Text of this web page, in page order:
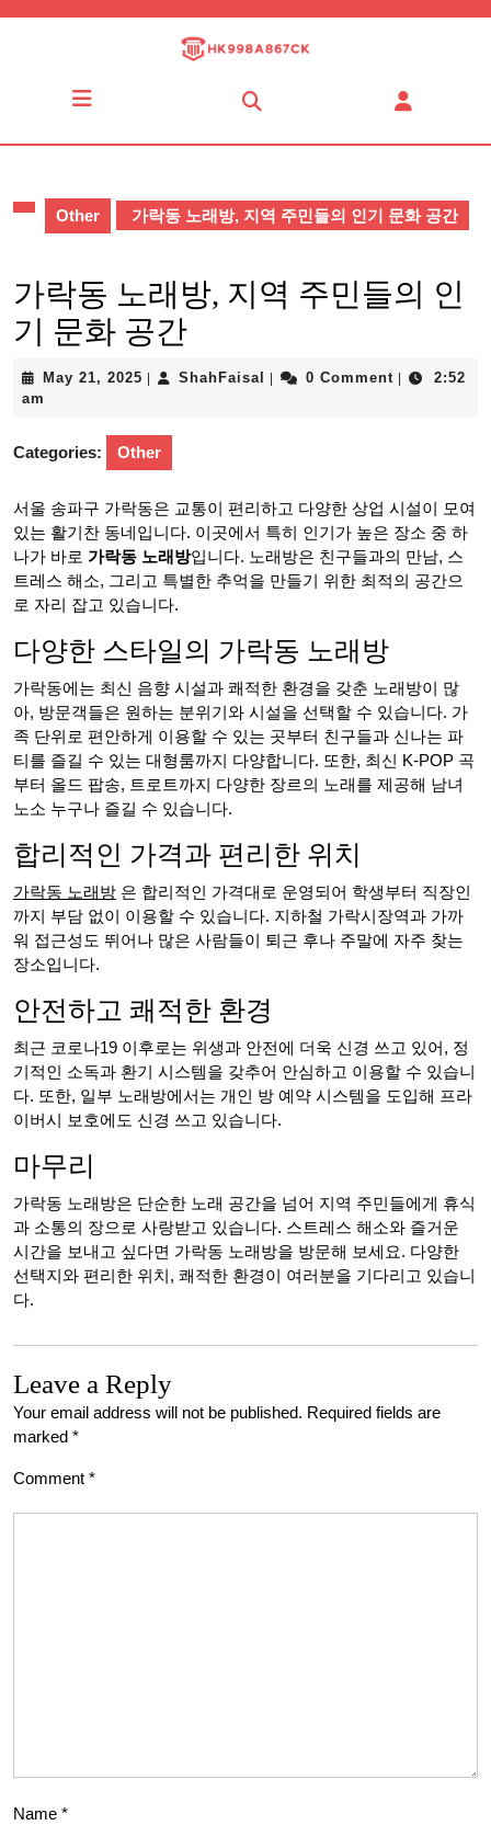
Other 가락동 노래방, 지역 주민들의 인기 문화 공간
가락동 노래방, 지역 주민들의 인
기 문화 공간
May 21, 2025 May
ShahFaisal ShahFaisal
0 Comment
2:52
am
Categories: Other
서울 송파구 가락동은 교통이 편리하고 다양한 상업 시설이 모여
있는 활기찬 동네입니다. 이곳에서 특히 인기가 높은 장소 중 하
나가 바로 가락동 노래방입니다. 노래방은 친구들과의 만남, 스
트레스 해소, 그리고 특별한 추억을 만들기 위한 최적의 공간으
로 자리 잡고 있습니다.
다양한 스타일의 가락동 노래방
가락동에는 최신 음향 시설과 쾌적한 환경을 갖춘 노래방이 많
아, 방문객들은 원하는 분위기와 시설을 선택할 수 있습니다. 가
족 단위로 편안하게 이용할 수 있는 곳부터 친구들과 신나는 파
티를 즐길 수 있는 대형룸까지 다양합니다. 또한, 최신 K-POP 곡
부터 올드 팝송, 트로트까지 다양한 장르의 노래를 제공해 남녀
노소 누구나 즐길 수 있습니다.
합리적인 가격과 편리한 위치
가락동 노래방 은 합리적인 가격대로 운영되어 학생부터 직장인
까지 부담 없이 이용할 수 있습니다. 지하철 가락시장역과 가까
워 접근성도 뛰어나 많은 사람들이 퇴근 후나 주말에 자주 찾는
장소입니다.
안전하고 쾌적한 환경
최근 코로나19 이후로는 위생과 안전에 더욱 신경 쓰고 있어, 정
기적인 소독과 환기 시스템을 갖추어 안심하고 이용할 수 있습니
다. 또한, 일부 노래방에서는 개인 방 예약 시스템을 도입해 프라
이버시 보호에도 신경 쓰고 있습니다.
마무리
가락동 노래방은 단순한 노래 공간을 넘어 지역 주민들에게 휴식
과 소통의 장으로 사랑받고 있습니다. 스트레스 해소와 즐거운
시간을 보내고 싶다면 가락동 노래방을 방문해 보세요. 다양한
선택지와 편리한 위치, 쾌적한 환경이 여러분을 기다리고 있습니
다.
Leave a Reply
Your email address will not be published. Required fields are
marked *
Comment *
Name *